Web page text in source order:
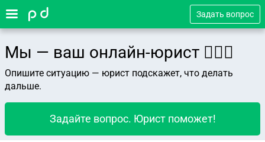
Задать вопрос
Мы — ваш онлайн-юрист 👨🏻‍⚖️
Опишите ситуацию — юрист подскажет, что делать
дальше.
Задайте вопрос. Юрист поможет!